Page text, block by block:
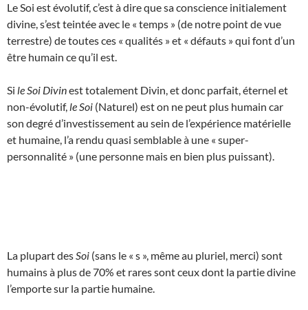
Le Soi est évolutif, c’est à dire que sa conscience initialement
divine, s’est teintée avec le « temps » (de notre point de vue
terrestre) de toutes ces « qualités » et « défauts » qui font d’un
être humain ce qu’il est.
Si le Soi Divinest totalement Divin, et donc parfait, éternel et
non-évolutif, le Soi (Naturel) est on ne peut plus humain car
son degré d’investissement au sein de l’expérience matérielle
et humaine, l’a rendu quasi semblable à une « super-
personnalité » (une personne mais en bien plus puissant).
La plupart des Soi (sans le « s », même au pluriel, merci) sont
humains à plus de 70% et rares sont ceux dont la partie divine
l’emporte sur la partie humaine.